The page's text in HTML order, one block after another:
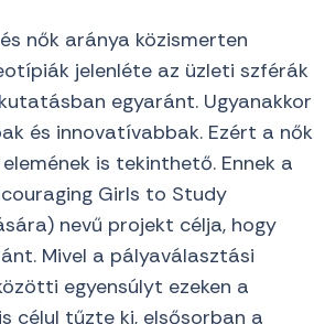
nők aránya közismerten
jelenléte az üzleti szférák
egyaránt. Ugyanakkor
és innovatívabbak. Ezért a nők
is tekinthető. Ennek a
Girls to Study
nevű projekt célja, hogy
Mivel a pályaválasztási
egyensúlyt ezeken a
célul tűzte ki, elsősorban a